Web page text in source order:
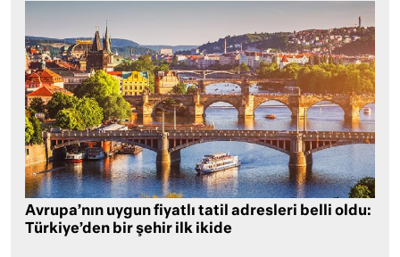
Avrupa’nın uygun fiyatlı tatil adresleri belli oldu:
Türkiye’den bir şehir ilk ikide